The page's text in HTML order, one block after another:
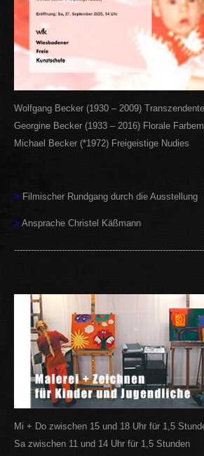
Wolfgang Becker (1930 – 2009)
Georgine Becker (1933 – 2016) Florale
Michael Becker (*1972) Freigeistige Nudies
> Filmischer Rundgang durch die Ausstellung
> Ansprache Christel Käßmann
Mi + Do zwischen 15 und 18 Uhr für 1,5
Sa zwischen 11 und 14 Uhr für 1,5 Stunden